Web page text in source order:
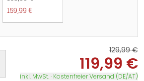
159,99 €
129,99 €
119,99 €
inkl. MwSt. · Kostenfreier Versand (DE/AT)